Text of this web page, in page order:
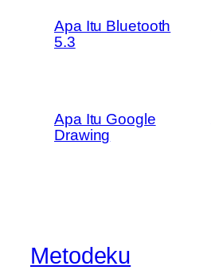
Apa Itu Bluetooth
5.3
Apa Itu Google
Drawing
Metodeku